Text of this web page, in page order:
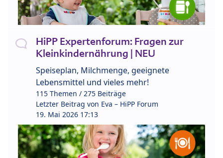
HiPP Expertenforum: Fragen zur
Kleinkindernährung | NEU
Speiseplan, Milchmenge, geeignete
Lebensmittel und vieles mehr!
115 Themen / 275 Beiträge
Letzter Beitrag von Eva – HiPP Forum
19. Mai 2026 17:13